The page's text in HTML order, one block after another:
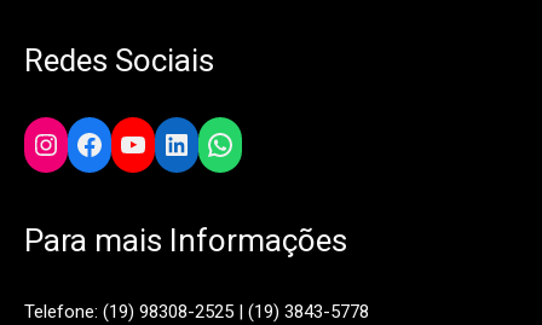
Redes Sociais
Instagram
Facebook
YouTube
LinkedIn
WhatsApp
Para mais Informações
Telefone: (19) 98308-2525 | (19) 3843-5778